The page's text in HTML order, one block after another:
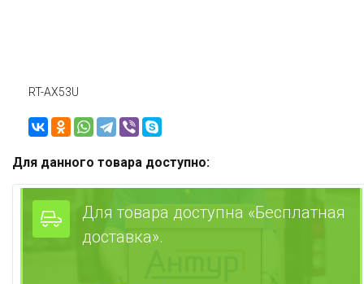
RT-AX53U
Для данного товара доступно:
Для товара доступна «Бесплатная
доставка».